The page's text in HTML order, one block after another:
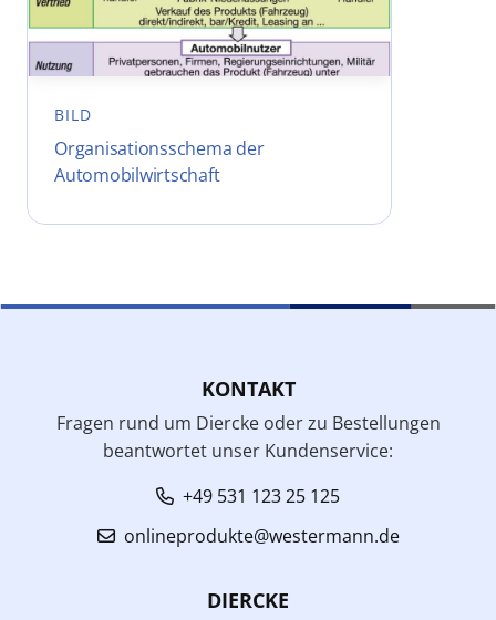
BILD
Organisationsschema der
Automobilwirtschaft
KONTAKT
Fragen rund um Diercke oder zu Bestellungen
beantwortet unser Kundenservice:
+49 531 123 25 125
onlineprodukte@westermann.de
DIERCKE